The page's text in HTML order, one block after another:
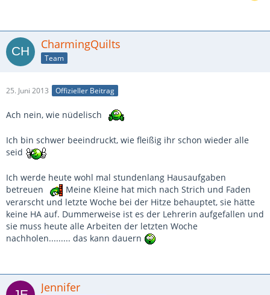
CharmingQuilts
Team
25. Juni 2013 Offizieller Beitrag
Ach nein, wie nüdelisch
Ich bin schwer beeindruckt, wie fleißig ihr schon wieder alle
seid
Ich werde heute wohl mal stundenlang Hausaufgaben
betreuen
Meine Kleine hat mich nach Strich und Faden
verarscht und letzte Woche bei der Hitze behauptet, sie hätte
keine HA auf. Dummerweise ist es der Lehrerin aufgefallen und
sie muss heute alle Arbeiten der letzten Woche
nachholen......... das kann dauern
Jennifer